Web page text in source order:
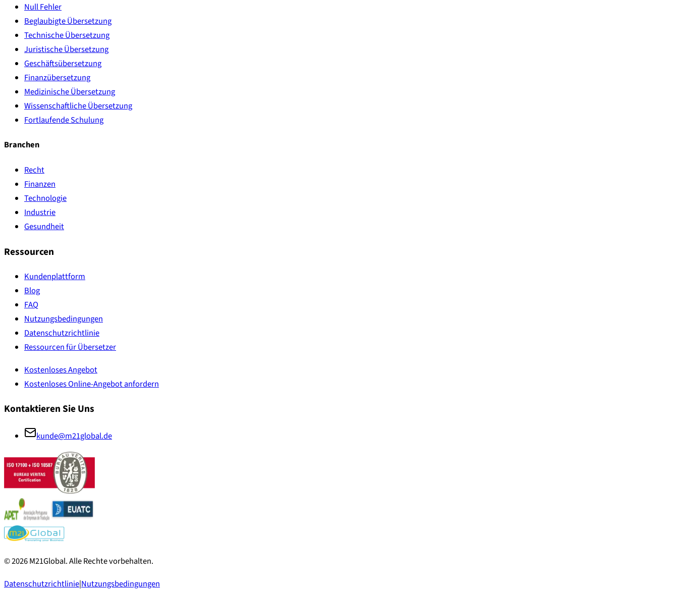
Null Fehler
Beglaubigte Übersetzung
Technische Übersetzung
Juristische Übersetzung
Geschäftsübersetzung
Finanzübersetzung
Medizinische Übersetzung
Wissenschaftliche Übersetzung
Fortlaufende Schulung
Branchen
Recht
Finanzen
Technologie
Industrie
Gesundheit
Ressourcen
Kundenplattform
Blog
FAQ
Nutzungsbedingungen
Datenschutzrichtlinie
Ressourcen für Übersetzer
Kostenloses Angebot
Kostenloses Online-Angebot anfordern
Kontaktieren Sie Uns
kunde@m21global.de
©2026M21Global.Alle Rechte vorbehalten.
Datenschutzrichtlinie|Nutzungsbedingungen